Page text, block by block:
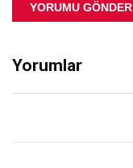
YORUMU GÖNDER
Yorumlar